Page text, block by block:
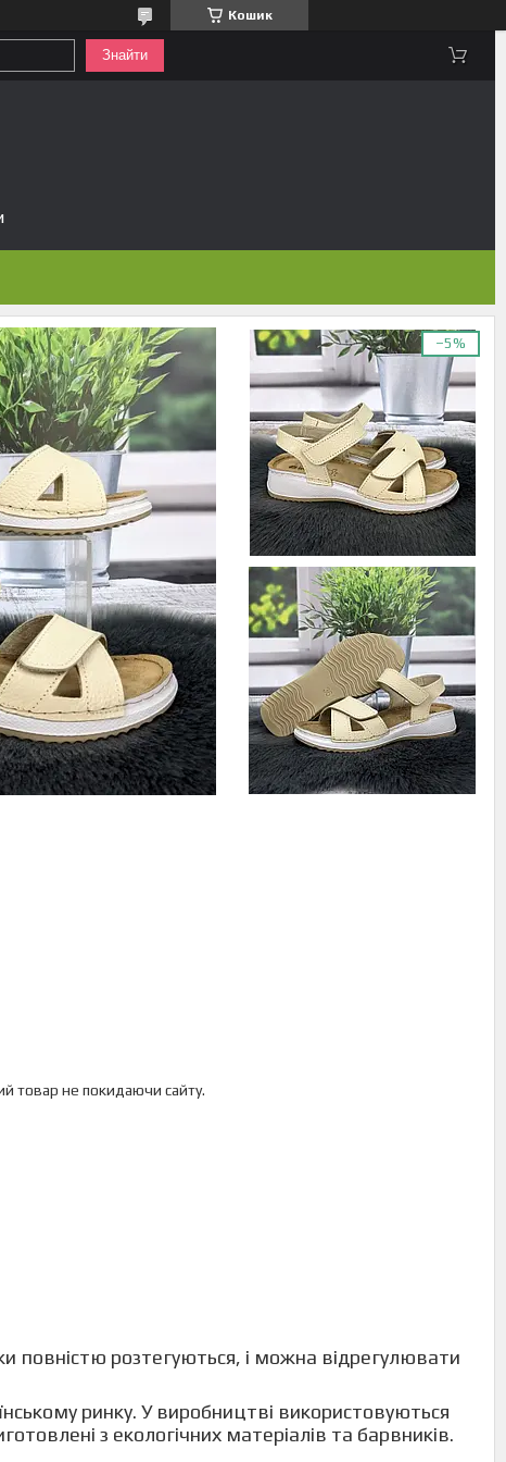
Кошик
Знайти
–5%
товар не покидаючи сайту.
повністю розтегуються, і можна відрегулювати
ринку. У виробництві використовуються
з екологічних матеріалів та барвників.